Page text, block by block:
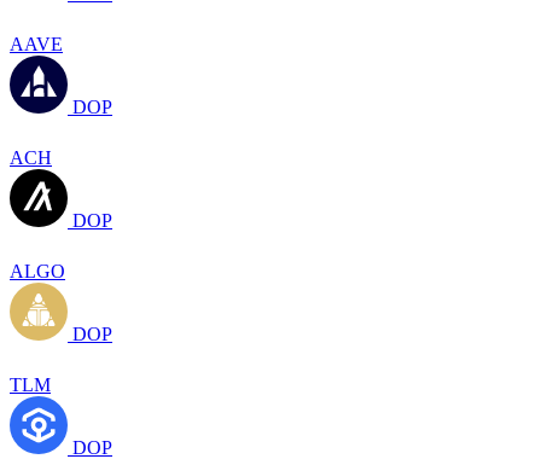
AAVE
DOP
ACH
DOP
ALGO
DOP
TLM
DOP